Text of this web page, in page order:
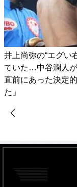
井上尚弥の“エグい
ていた…中谷潤人が
直前にあった決定
た」